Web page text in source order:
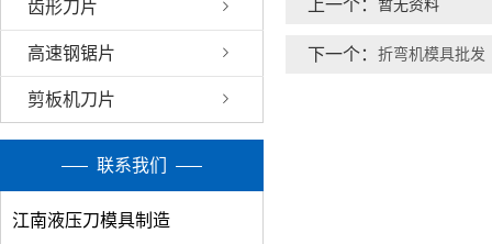
齿形刀片
高速钢锯片
剪板机刀片
联系我们
江南液压刀模具制造
上一个： 暂无资料
下一个： 折弯机模具批发